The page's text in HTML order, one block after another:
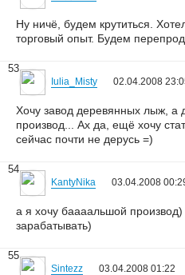
Ну ничё, будем крутиться.
торговый опыт. Будем
53
Iulia_Misty 02.04.2008
Хочу завод деревянных лыж, а
производ... Ах да, ещё хочу
сейчас почти не дерусь =)
54
KantyNika 03.04.2008
а я хочу баааальшой
зарабатывать)
55
Sintezz 03.04.2008 01:22